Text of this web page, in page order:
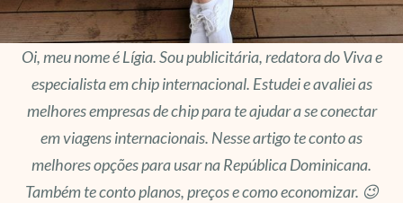
Oi, meu nome é Lígia. Sou publicitária, redatora do Viva e
especialista em chip internacional. Estudei e avaliei as
melhores empresas de chip para te ajudar a se conectar
em viagens internacionais. Nesse artigo te conto as
melhores opções para usar na República Dominicana.
Também te conto planos, preços e como economizar. 😉